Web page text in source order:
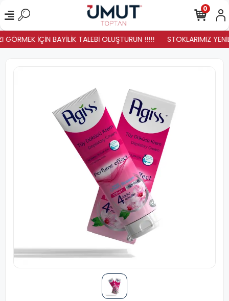
İÇİN BAYİLİK TALEBİ OLUŞTURUN !!!!! STOKLARIMIZ
0